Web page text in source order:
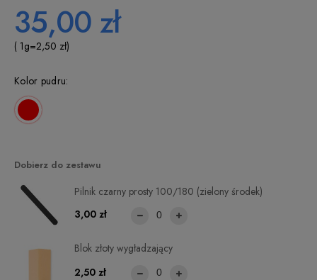
35,00 zł
( 1g=2,50 zł)
Kolor pudru:
Dobierz do zestawu
Blok złoty wygładzający
2,50 zł
Pilnik czarny prosty 100/180 (zielony środek)
3,00 zł